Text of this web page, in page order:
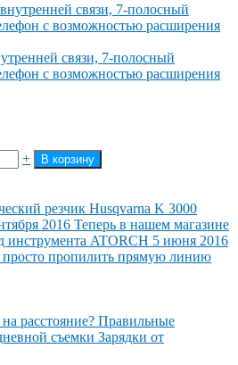
связи, 7-полосный
с возможностью расширения
+ В корзину
резчик Husqvarna K 3000
2016 Теперь в нашем магазине
инструмента ATORCH 5 июня 2016
просто пропилить прямую линию
расстояние? Правильные
съемки Зарядки от